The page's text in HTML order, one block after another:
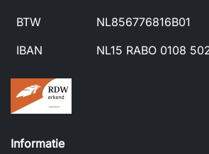
BTW
NL856776816B01
IBAN
NL15 RABO 0108
Informatie